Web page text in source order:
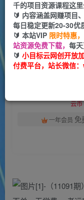
一个小目标云
2年前发布
此内容为付费资源，
云币
一年会员 免
付费资源
千的项目资源课程这里
🔰 内容涵盖网赚项目
每日稳定更新20-30优
🔰 本站VIP 限时特惠，
站资源免费下载， 每
🔰 小目标云网创开放
付费平台，站长微信